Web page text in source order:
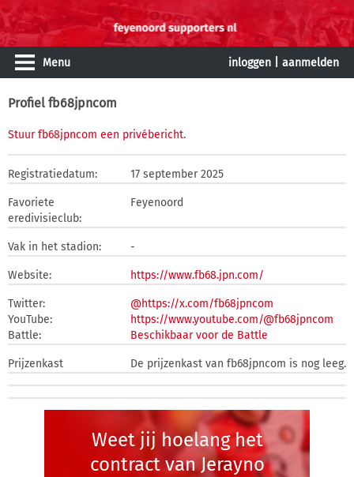
Menu inloggen aanmelden
Profiel fb68jpncom
Stuur fb68jpncom een privébericht.
Registratiedatum: 17 september 2025
Favoriete
eredivisieclub:
Feyenoord
Vak in het stadion: -
Website: https://www.fb68.jpn.com/
Twitter:
@https://x.com/fb68jpncom
YouTube:
https://www.youtube.com/@fb68jpncom
Battle:
Beschikbaar voor de Battle
Prijzenkast De prijzenkast van fb68jpncom is nog leeg.
Weet jij hoelang het
contract van Jerayno